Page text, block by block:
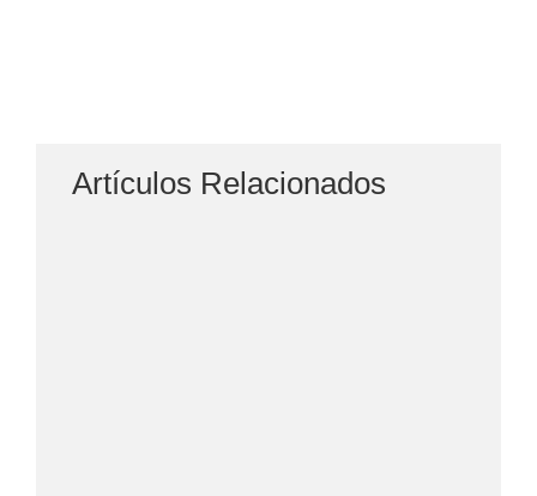
Artículos Relacionados